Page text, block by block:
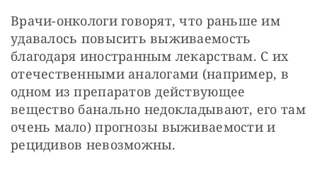
Врачи-онкологи говорят, что раньше им
удавалось повысить выживаемость
благодаря иностранным лекарствам. С их
отечественными аналогами (например, в
одном из препаратов действующее
вещество банально недокладывают, его там
очень мало) прогнозы выживаемости и
рецидивов невозможны.